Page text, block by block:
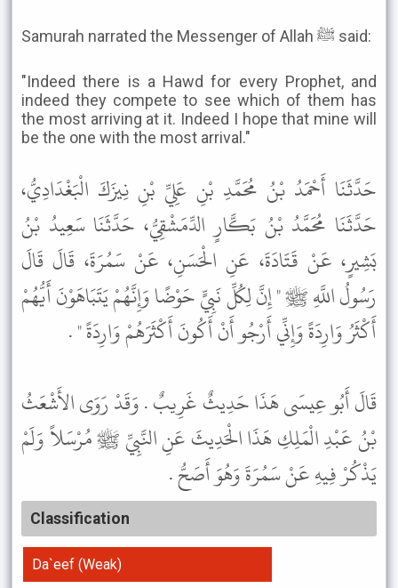
Samurah narrated the Messenger of Allah ﷺ said:
"Indeed there is a Hawd for every Prophet, and
indeed they compete to see which of them has
the most arriving at it. Indeed I hope that mine will
be the one with the most arrival."
حَدَّثَنَا أَحْمَدُ بْنُ مُحَمَّدِ بْنِ عَلِيِّ بْنِ نِيزَكَ الْبَغْدَادِيُّ،
حَدَّثَنَا مُحَمَّدُ بْنُ بَكَّارٍ الدِّمَشْقِيُّ، حَدَّثَنَا سَعِيدُ بْنُ
بَشِيرٍ، عَنْ قَتَادَةَ، عَنِ الْحَسَنِ، عَنْ سَمُرَةَ، قَالَ قَالَ
رَسُولُ اللَّهِ ﷺ " إِنَّ لِكُلِّ نَبِيٍّ حَوْضًا وَإِنَّهُمْ يَتَبَاهَوْنَ أَيُّهُمْ
أَكْثَرُ وَارِدَةً وَإِنِّي أَرْجُو أَنْ أَكُونَ أَكْثَرَهُمْ وَارِدَةً " .
قَالَ أَبُو عِيسَى هَذَا حَدِيثٌ غَرِيبٌ . وَقَدْ رَوَى الأَشْعَثُ
بْنُ عَبْدِ الْمَلِكِ هَذَا الْحَدِيثَ عَنِ النَّبِيِّ ﷺ مُرْسَلاً وَلَمْ
يَذْكُرْ فِيهِ عَنْ سَمُرَةَ وَهُوَ أَصَحُّ .
Classification
Da`eef (Weak)